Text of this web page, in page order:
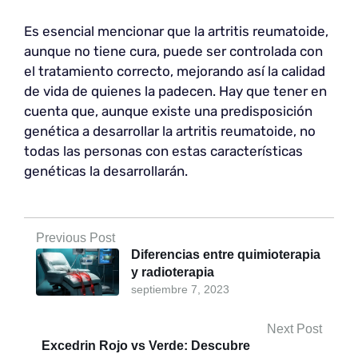
Es esencial mencionar que la artritis reumatoide,
aunque no tiene cura, puede ser controlada con
el tratamiento correcto, mejorando así la calidad
de vida de quienes la padecen. Hay que tener en
cuenta que, aunque existe una predisposición
genética a desarrollar la artritis reumatoide, no
todas las personas con estas características
genéticas la desarrollarán.
Previous Post
septiembre 7, 2023
Diferencias entre quimioterapia
y radioterapia
Next Post
Excedrin Rojo vs Verde: Descubre